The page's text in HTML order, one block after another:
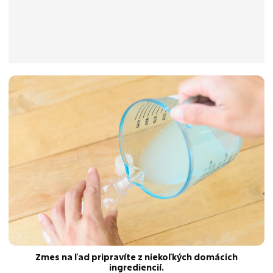
Zmes na ľad pripravíte z niekoľkých domácich
ingrediencií.